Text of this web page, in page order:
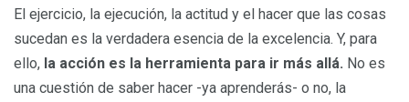
El ejercicio, la ejecución, la actitud y el hacer que las cosas
sucedan es la verdadera esencia de la excelencia. Y, para
ello, la acción es la herramienta para ir más allá. No es
una cuestión de saber hacer -ya aprenderás- o no, la